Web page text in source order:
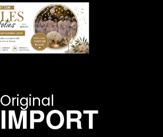
Original
IMPORT